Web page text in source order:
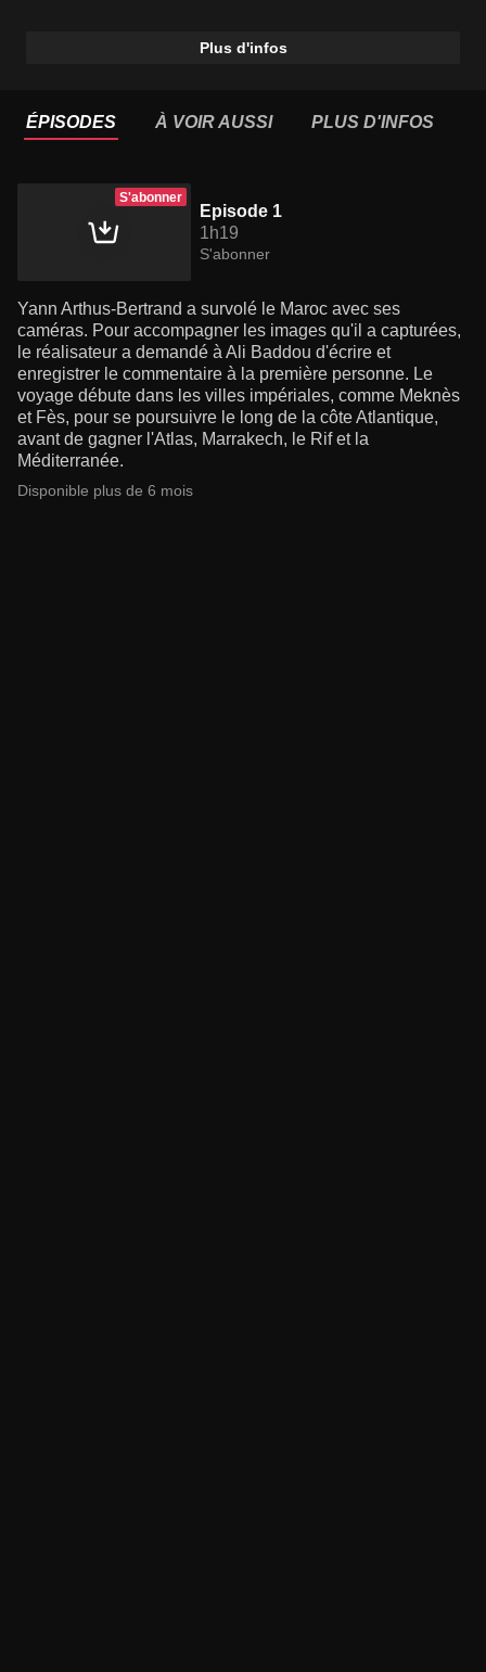
Plus d'infos
ÉPISODES À VOIR AUSSI PLUS D'INFOS
S'abonner
Episode 1
1h19
S'abonner
Yann Arthus-Bertrand a survolé le Maroc avec ses
caméras. Pour accompagner les images qu'il a capturées,
le réalisateur a demandé à Ali Baddou d'écrire et
enregistrer le commentaire à la première personne. Le
voyage débute dans les villes impériales, comme Meknès
et Fès, pour se poursuivre le long de la côte Atlantique,
avant de gagner l'Atlas, Marrakech, le Rif et la
Méditerranée.
Disponible plus de 6 mois